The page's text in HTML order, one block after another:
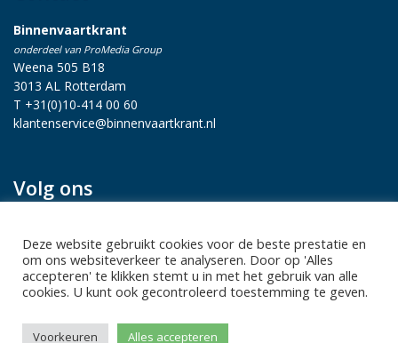
Binnenvaartkrant
onderdeel van ProMedia Group
Weena 505 B18
3013 AL Rotterdam
T +31(0)10-414 00 60
klantenservice@binnenvaartkrant.nl
Volg ons
Privacy statement | Sitemap |
Deze website gebruikt cookies voor de beste prestatie en
om ons websiteverkeer te analyseren. Door op 'Alles
accepteren' te klikken stemt u in met het gebruik van alle
cookies. U kunt ook gecontroleerd toestemming te geven.
Voorkeuren Alles accepteren